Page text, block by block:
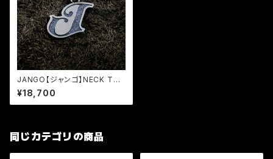
JANGO【ジャンゴ】NECK TOP
(JNT-15B) SMALL J
¥18,700
同じカテゴリの商品